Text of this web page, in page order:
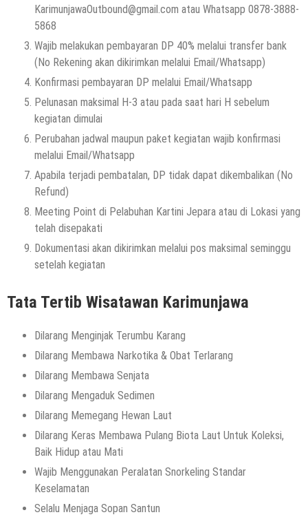
KarimunjawaOutbound@gmail.com atau Whatsapp 0878-3888-
5868
Wajib melakukan pembayaran DP 40% melalui transfer bank
(No Rekening akan dikirimkan melalui Email/Whatsapp)
Konfirmasi pembayaran DP melalui Email/Whatsapp
Pelunasan maksimal H-3 atau pada saat hari H sebelum
kegiatan dimulai
Perubahan jadwal maupun paket kegiatan wajib konfirmasi
melalui Email/Whatsapp
Apabila terjadi pembatalan, DP tidak dapat dikembalikan (No
Refund)
Meeting Point di Pelabuhan Kartini Jepara atau di Lokasi yang
telah disepakati
Dokumentasi akan dikirimkan melalui pos maksimal seminggu
setelah kegiatan
Tata Tertib Wisatawan Karimunjawa
Dilarang Menginjak Terumbu Karang
Dilarang Membawa Narkotika & Obat Terlarang
Dilarang Membawa Senjata
Dilarang Mengaduk Sedimen
Dilarang Memegang Hewan Laut
Dilarang Keras Membawa Pulang Biota Laut Untuk Koleksi,
Baik Hidup atau Mati
Wajib Menggunakan Peralatan Snorkeling Standar
Keselamatan
Selalu Menjaga Sopan Santun